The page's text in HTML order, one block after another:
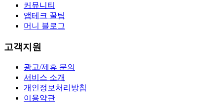
커뮤니티
앱테크 꿀팁
머니 블로그
고객지원
광고/제휴 문의
서비스 소개
개인정보처리방침
이용약관